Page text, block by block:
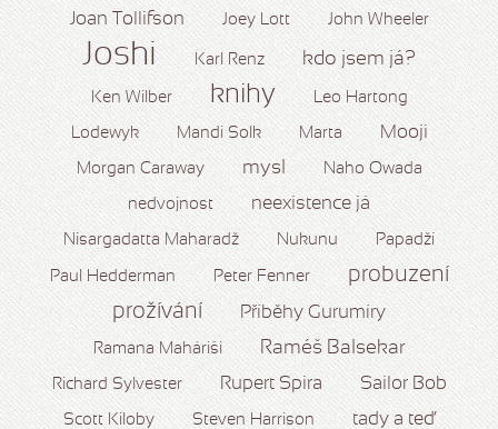
Joan Tollifson Joey Lott John Wheeler
Joshi Karl Renz kdo jsem já?
Ken Wilber knihy Leo Hartong
Lodewyk Mandi Solk Marta Mooji
Morgan Caraway mysl Naho Owada
nedvojnost neexistence já
Nisargadatta Maharadž Nukunu Papadží
Paul Hedderman Peter Fenner
probuzení
prožívání
Příběhy Gurumíry
Ramana Maháriši Raméš Balsekar
Richard Sylvester Rupert Spira Sailor Bob
Scott Kiloby Steven Harrison tady a teď